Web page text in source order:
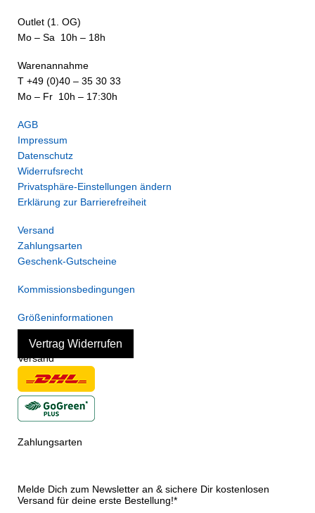
Outlet (1. OG)
Mo – Sa 10h – 18h
Warenannahme
T +49 (0)40 – 35 30 33
Mo – Fr 10h – 17:30h
AGB
Impressum
Datenschutz
Widerrufsrecht
Privatsphäre-Einstellungen ändern
Erklärung zur Barrierefreiheit
Versand
Zahlungsarten
Geschenk-Gutscheine
Kommissionsbedingungen
Größeninformationen
Vertrag Widerrufen
Versand
Zahlungsarten
Melde Dich zum Newsletter an & sichere Dir kostenlosen
Versand für deine erste Bestellung!*